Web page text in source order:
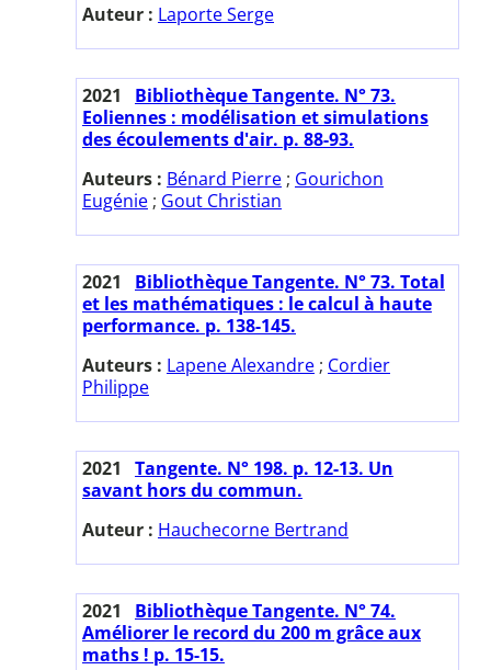
Auteur : Laporte Serge
2021
Bibliothèque Tangente. N° 73.
Eoliennes : modélisation et simulations
des écoulements d'air. p. 88-93.
Auteurs : Bénard Pierre ; Gourichon
Eugénie ; Gout Christian
2021
Bibliothèque Tangente. N° 73. Total
et les mathématiques : le calcul à haute
performance. p. 138-145.
Auteurs : Lapene Alexandre ; Cordier
Philippe
2021
Tangente. N° 198. p. 12-13. Un
savant hors du commun.
Auteur : Hauchecorne Bertrand
2021
Bibliothèque Tangente. N° 74.
Améliorer le record du 200 m grâce aux
maths ! p. 15-15.